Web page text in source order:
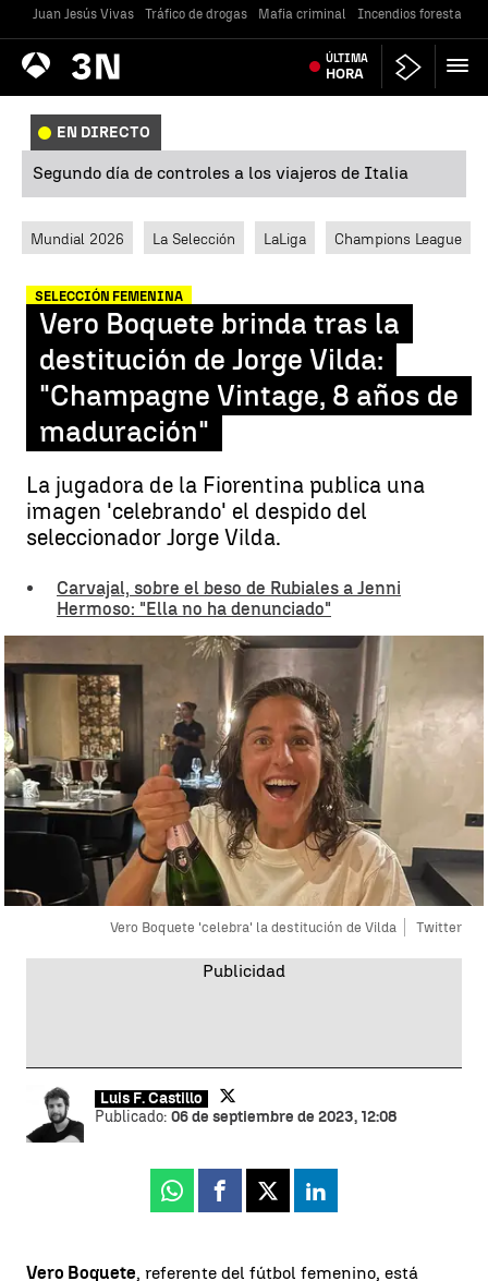
Juan Jesús Vivas Tráfico de drogas Mafia criminal Incendios forestales
Antena
3 Noticias ÚLTIMA
HORA
EN DIRECTO
Segundo día de controles a los viajeros de Italia
Mundial 2026 La Selección LaLiga Champions League
SELECCIÓN FEMENINA
Vero Boquete brinda tras la
destitución de Jorge Vilda:
"Champagne Vintage, 8 años de
maduración"
La jugadora de la Fiorentina publica una
imagen 'celebrando' el despido del
seleccionador Jorge Vilda.
Carvajal, sobre el beso de Rubiales a Jenni
Hermoso: "Ella no ha denunciado"
Vero Boquete 'celebra' la destitución de Vilda Twitter
Luis F. Castillo
Publicado: 06 de septiembre de 2023, 12:08
Whatsapp
Facebook
X Linkedin
Vero Boquete, referente del fútbol femenino, está